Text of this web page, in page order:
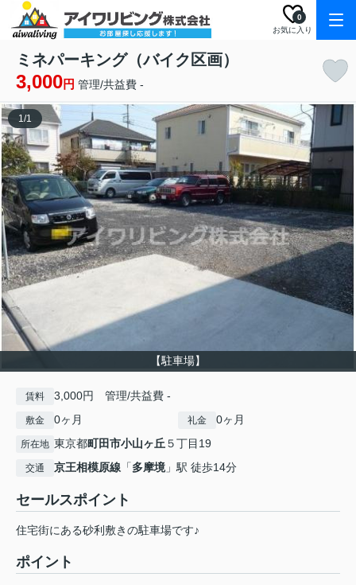
お気に入り
0
ミネパーキング（バイク区画）
3,000円 管理/共益費 -
【駐車場】
1/1
賃料 3,000円 管理/共益費 -
敷金 0ヶ月 礼金 0ヶ月
所在地 東京都町田市小山ヶ丘５丁目19
交通 京王相模原線 「多摩境」駅 徒歩14分
セールスポイント
住宅街にある砂利敷きの駐車場です♪
ポイント